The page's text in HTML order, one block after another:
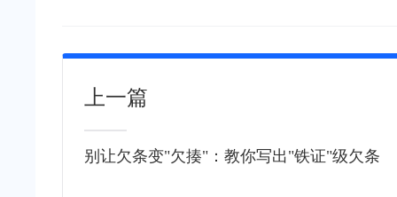
上一篇
别让欠条变"欠揍"：教你写出"铁证"级欠条